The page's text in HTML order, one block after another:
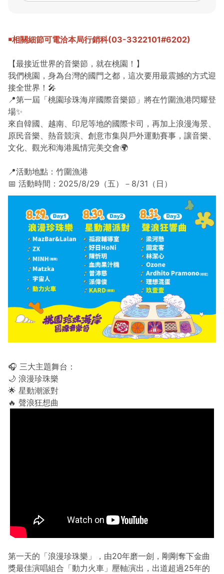
￭相關細節可電洽本局行銷科(03-3322101#6202)
【最接近世界的音樂節，就在桃園！】
我們桃園，身為台灣的國門之都，這次要用最震撼的方式迎
接全世界！🎤
📍第一屆「桃園珍珠海岸國際音樂節」將在竹圍漁港閃耀登
場✨
來自韓國、越南、印尼等地的國際卡司，再加上浪漫海景、
原民音樂、熱音競演、創意市集與戶外運動賽事，讓音樂、
文化、觀光和海港風情完美交會🌍
📍活動地點：竹圍漁港
📅 活動時間：2025/8/29（五）－8/31（日）
🎧 三大主題舞台：
🌙 浪漫珍珠樂
🌟 星動潮派對
🔥 聲浪狂想曲
第一天的「浪漫珍珠樂」，由20年磨一劍，剛剛奪下金曲
獎最佳演唱組合「動力火車」壓軸演出，出道超過25年的